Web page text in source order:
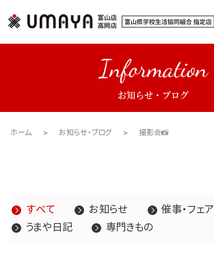
Information
お知らせ・ブログ
ホーム お知らせ・ブログ 撮影会📸
すべて お知らせ
催事・フェア
うまや日記
専門きもの